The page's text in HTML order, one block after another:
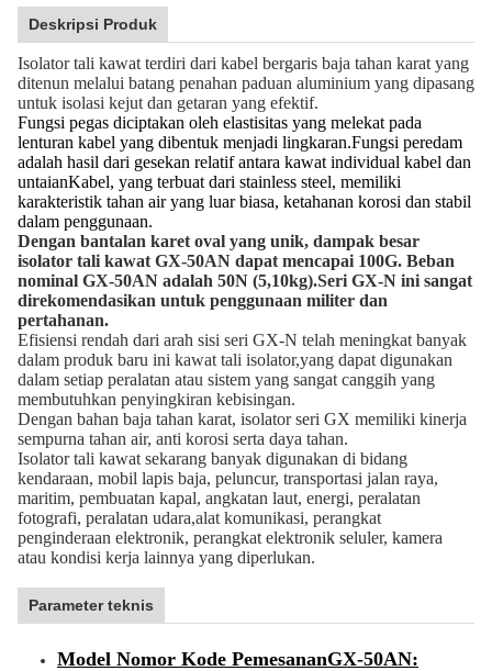
Deskripsi Produk
Isolator tali kawat terdiri dari kabel bergaris baja tahan karat yang
ditenun melalui batang penahan paduan aluminium yang dipasang
untuk isolasi kejut dan getaran yang efektif.
Fungsi pegas diciptakan oleh elastisitas yang melekat pada
lenturan kabel yang dibentuk menjadi lingkaran.Fungsi peredam
adalah hasil dari gesekan relatif antara kawat individual kabel dan
untaianKabel, yang terbuat dari stainless steel, memiliki
karakteristik tahan air yang luar biasa, ketahanan korosi dan stabil
dalam penggunaan.
Dengan bantalan karet oval yang unik, dampak besar
isolator tali kawat GX-50AN dapat mencapai 100G. Beban
nominal GX-50AN adalah 50N (5,10kg).Seri GX-N ini sangat
direkomendasikan untuk penggunaan militer dan
pertahanan.
Efisiensi rendah dari arah sisi seri GX-N telah meningkat banyak
dalam produk baru ini kawat tali isolator,yang dapat digunakan
dalam setiap peralatan atau sistem yang sangat canggih yang
membutuhkan penyingkiran kebisingan.
Dengan bahan baja tahan karat, isolator seri GX memiliki kinerja
sempurna tahan air, anti korosi serta daya tahan.
Isolator tali kawat sekarang banyak digunakan di bidang
kendaraan, mobil lapis baja, peluncur, transportasi jalan raya,
maritim, pembuatan kapal, angkatan laut, energi, peralatan
fotografi, peralatan udara,alat komunikasi, perangkat
penginderaan elektronik, perangkat elektronik seluler, kamera
atau kondisi kerja lainnya yang diperlukan.
Parameter teknis
Model Nomor Kode PemesananGX-50AN: